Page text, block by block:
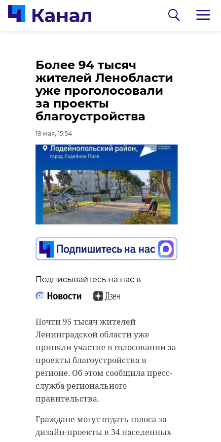
Более 94 тысяч
жителей Ленобласти
уже проголосовали
за проекты
благоустройства
18 мая, 15:54
Подписывайтесь на нас в
Почти 95 тысяч жителей
Ленинградской области уже
приняли участие в голосовании за
проекты благоустройства в
регионе. Об этом сообщила пресс-
служба регионального
правительства.
Граждане могут отдать голоса за
дизайн-проекты в 34 населенных
Петербург окрасился
в сине-бело-голубой
в честь победы
"Зенита"
18 мая, 15:03
выезде обыграл "Ростов" в матче
30-го тура Мир РПЛ и в
двенадцатый раз стал чемпионом
России. Благодаря этой победе
клуб увеличил число трофеев до
31 и подтвердил статус
единственного в стране
национальных футбольных
наград, а также Кубка и
Жителей Ленобласти
приглашают
поддержать Елену
Нестерову в
конкурсе "Земский
почтальон" до 25 мая
18 мая, 14:46
Подписывайтесь на нас в
Жители Ленинградской области
могут поддержать
представительницу Кировского
района Елену Нестерову в
голосовании за звание "Народного
почтальона" в рамках конкурса
В финал вышли участники,